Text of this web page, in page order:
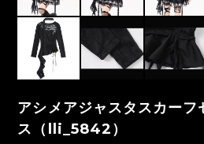
アシメアジャスタスカー
ス（lli_5842）